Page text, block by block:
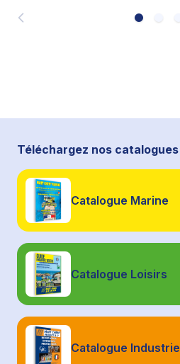
Téléchargez nos catalogues
Catalogue Marine
Catalogue Loisirs
Catalogue Industrie